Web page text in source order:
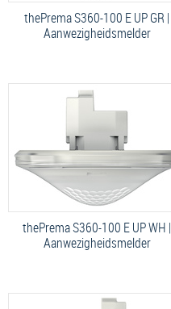
thePrema S360-100 E UP GR |
Aanwezigheidsmelder
thePrema S360-100 E UP WH |
Aanwezigheidsmelder